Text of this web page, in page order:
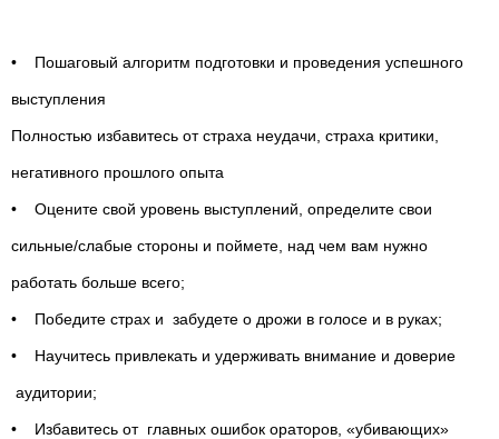
• Пошаговый алгоритм подготовки и проведения успешного
выступления
Полностью избавитесь от страха неудачи, страха критики,
негативного прошлого опыта
• Оцените свой уровень выступлений, определите свои
сильные/слабые стороны и поймете, над чем вам нужно
работать больше всего;
• Победите страх и забудете о дрожи в голосе и в руках;
• Научитесь привлекать и удерживать внимание и доверие
аудитории;
• Избавитесь от главных ошибок ораторов, «убивающих»